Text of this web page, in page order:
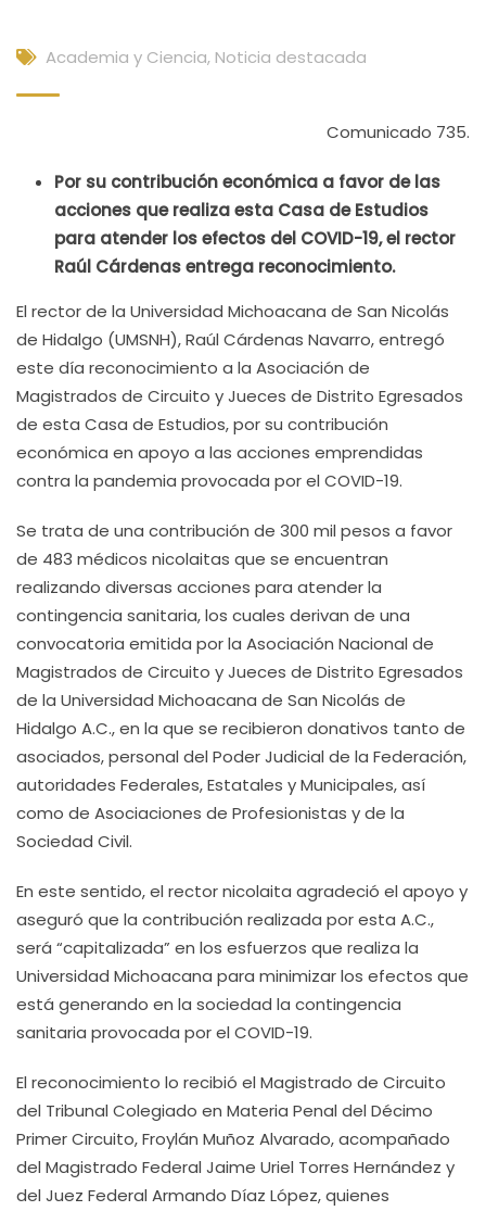
Academia y Ciencia, Noticia destacada
Comunicado 735.
Por su contribución económica a favor de las
acciones que realiza esta Casa de Estudios
para atender los efectos del COVID-19, el rector
Raúl Cárdenas entrega reconocimiento.
El rector de la Universidad Michoacana de San Nicolás
de Hidalgo (UMSNH), Raúl Cárdenas Navarro, entregó
este día reconocimiento a la Asociación de
Magistrados de Circuito y Jueces de Distrito Egresados
de esta Casa de Estudios, por su contribución
económica en apoyo a las acciones emprendidas
contra la pandemia provocada por el COVID-19.
Se trata de una contribución de 300 mil pesos a favor
de 483 médicos nicolaitas que se encuentran
realizando diversas acciones para atender la
contingencia sanitaria, los cuales derivan de una
convocatoria emitida por la Asociación Nacional de
Magistrados de Circuito y Jueces de Distrito Egresados
de la Universidad Michoacana de San Nicolás de
Hidalgo A.C., en la que se recibieron donativos tanto de
asociados, personal del Poder Judicial de la Federación,
autoridades Federales, Estatales y Municipales, así
como de Asociaciones de Profesionistas y de la
Sociedad Civil.
En este sentido, el rector nicolaita agradeció el apoyo y
aseguró que la contribución realizada por esta A.C.,
será “capitalizada” en los esfuerzos que realiza la
Universidad Michoacana para minimizar los efectos que
está generando en la sociedad la contingencia
sanitaria provocada por el COVID-19.
El reconocimiento lo recibió el Magistrado de Circuito
del Tribunal Colegiado en Materia Penal del Décimo
Primer Circuito, Froylán Muñoz Alvarado, acompañado
del Magistrado Federal Jaime Uriel Torres Hernández y
del Juez Federal Armando Díaz López, quienes